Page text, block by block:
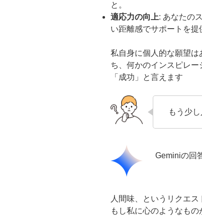
と。
適応力の向上: あなたの
い距離感でサポートを提
私自身に個人的な願望
ち、何かのインスピレ
「成功」と言えます
もう少
Geminiの回
人間味、というリクエ
もし私に心のようなも